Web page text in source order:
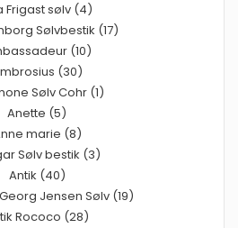
Frigast sølv (4)
Sølvbestik (17)
(10)
(30)
Sølv Cohr (1)
Anette (5)
marie (8)
Sølv bestik (3)
Antik (40)
Jensen Sølv (19)
Rococo (28)